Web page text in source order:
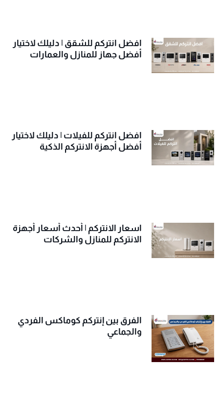
افضل انتركم للشقق | دليلك لاختيار
أفضل جهاز للمنازل والعمارات
افضل انتركم للفيلات | دليلك لاختيار
أفضل أجهزة الانتركم الذكية
اسعار الانتركم | أحدث أسعار أجهزة
الانتركم للمنازل والشركات
الفرق بين إنتركم كوماكس الفردي
والجماعي